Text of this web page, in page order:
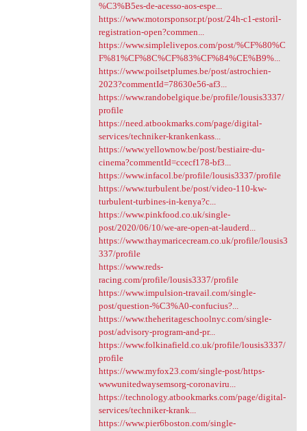
%C3%B5es-de-acesso-aos-espe...
https://www.motorsponsor.pt/post/24h-c1-estoril-
registration-open?commen...
https://www.simplelivepos.com/post/%CF%80%C
F%81%CF%8C%CF%83%CF%84%CE%B9%...
https://www.poilsetplumes.be/post/astrochien-
2023?commentId=78630e56-af3...
https://www.randobelgique.be/profile/lousis3337/
profile
https://need.atbookmarks.com/page/digital-
services/techniker-krankenkass...
https://www.yellownow.be/post/bestiaire-du-
cinema?commentId=ccecf178-bf3...
https://www.infacol.be/profile/lousis3337/profile
https://www.turbulent.be/post/video-110-kw-
turbulent-turbines-in-kenya?c...
https://www.pinkfood.co.uk/single-
post/2020/06/10/we-are-open-at-lauderd...
https://www.thaymaricecream.co.uk/profile/lousis3
337/profile
https://www.reds-
racing.com/profile/lousis3337/profile
https://www.impulsion-travail.com/single-
post/question-%C3%A0-confucius?...
https://www.theheritageschoolnyc.com/single-
post/advisory-program-and-pr...
https://www.folkinafield.co.uk/profile/lousis3337/
profile
https://www.myfox23.com/single-post/https-
wwwunitedwaysemsorg-coronaviru...
https://technology.atbookmarks.com/page/digital-
services/techniker-krank...
https://www.pier6boston.com/single-